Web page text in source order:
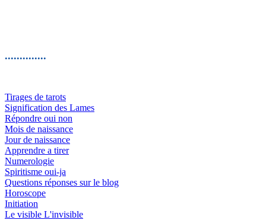
..............
Tirages de tarots
Signification des Lames
Répondre oui non
Mois de naissance
Jour de naissance
Apprendre a tirer
Numerologie
Spiritisme oui-ja
Questions réponses sur le blog
Horoscope
Initiation
Le visible L'invisible